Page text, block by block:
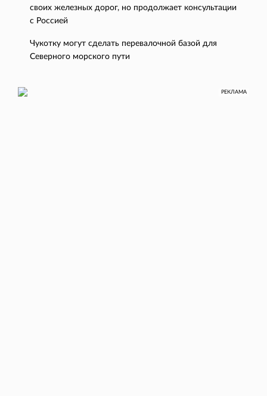
своих железных дорог, но продолжает консультации
с Россией
Чукотку могут сделать перевалочной базой для
Северного морского пути
РЕКЛАМА